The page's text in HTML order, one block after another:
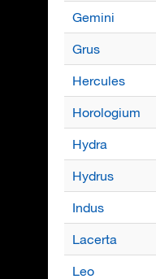
Gemini
Grus
Hercules
Horologium
Hydra
Hydrus
Indus
Lacerta
Leo